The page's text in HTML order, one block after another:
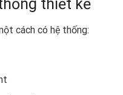
thiết kế
cách có hệ thống: